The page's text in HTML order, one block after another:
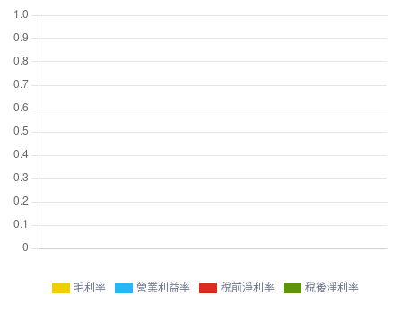
毛利率 營業利益率 稅前淨利率 稅後淨利率